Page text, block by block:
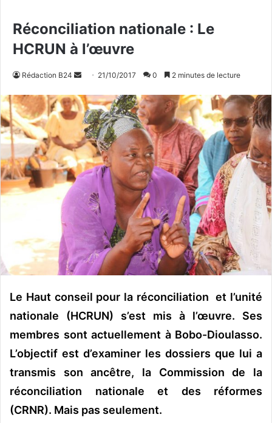
Réconciliation nationale : Le
HCRUN à l’œuvre
Rédaction B24
v
o
y
e
r
u
n
u
r
r
e
21/10/2017 0 2 minutes de lecture
Le Haut conseil pour la réconciliation et l’unité
nationale (HCRUN) s’est mis à l’œuvre. Ses
membres sont actuellement à Bobo-Dioulasso.
L’objectif est d’examiner les dossiers que lui a
transmis son ancêtre, la Commission de la
réconciliation nationale et des réformes
(CRNR). Mais pas seulement.